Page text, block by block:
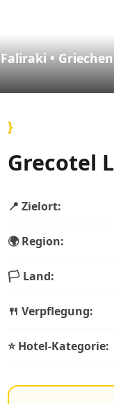
Faliraki •
}
Grecotel
📍 Zielort:
🌍 Region:
🏳️ Land:
🍴 Verpflegung:
⭐ Hotel-Kategorie: